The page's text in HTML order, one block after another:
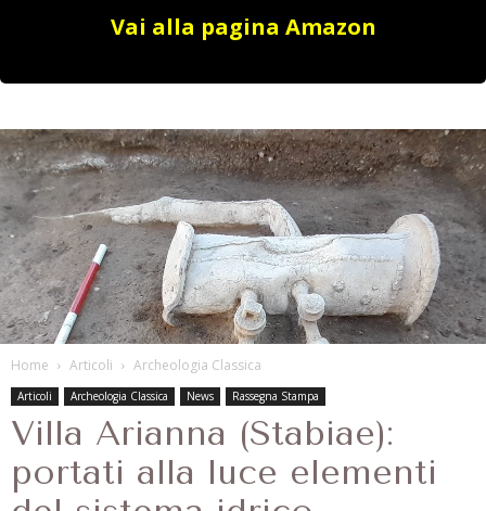
Vai alla pagina Amazon
Home Articoli Archeologia Classica
Articoli Archeologia Classica News Rassegna Stampa
Villa Arianna (Stabiae):
portati alla luce elementi